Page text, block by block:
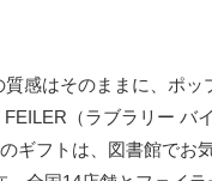
感はそのままに、ポ
（ラブラリー バ
ギフトは、図書館でお